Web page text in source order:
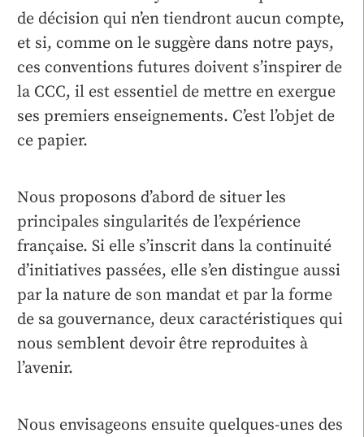
de décision qui n’en tiendront aucun compte,
et si, comme on le suggère dans notre pays,
ces conventions futures doivent s’inspirer de
la CCC, il est essentiel de mettre en exergue
ses premiers enseignements. C’est l’objet de
ce papier.
Nous proposons d’abord de situer les
principales singularités de l’expérience
française. Si elle s’inscrit dans la continuité
d’initiatives passées, elle s’en distingue aussi
par la nature de son mandat et par la forme
de sa gouvernance, deux caractéristiques qui
nous semblent devoir être reproduites à
l’avenir.
Nous envisageons ensuite quelques-unes des